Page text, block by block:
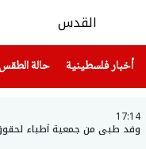
أخبار فلسطينية(current) حالة الطقس
17:14
وفد طبي من جمعية أطباء لحقوق